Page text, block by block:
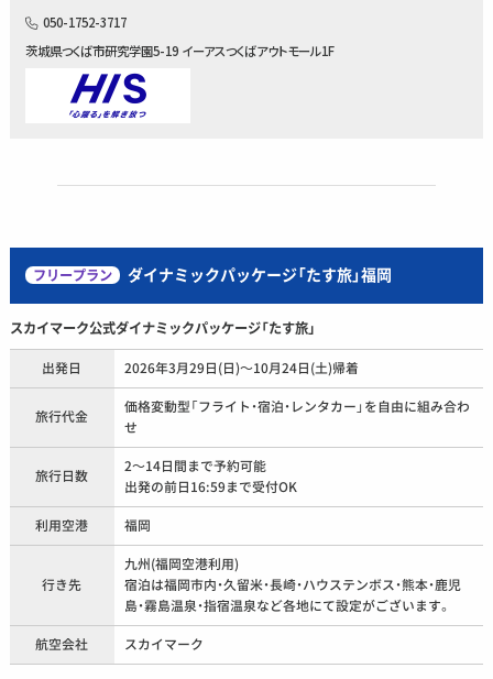
050-1752-3717
茨城県つくば市研究学園5-19 イーアスつくばアウトモール1F
フリープラン ダイナミックパッケージ「たす旅」福岡
スカイマーク公式ダイナミックパッケージ「たす旅」
出発日 2026年3月29日(日)～10月24日(土)帰着
旅行代金
価格変動型「フライト・宿泊・レンタカー」を自由に組み合わ
せ
旅行日数
2～14日間まで予約可能
出発の前日16:59まで受付OK
利用空港 福岡
行き先
九州(福岡空港利用)
宿泊は福岡市内・久留米・長崎・ハウステンボス・熊本・鹿児
島・霧島温泉・指宿温泉など各地にて設定がございます。
航空会社 スカイマーク